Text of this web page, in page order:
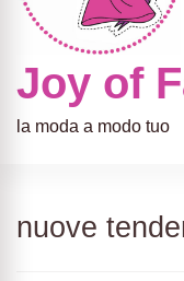
Joy of
la moda a modo tuo
nuove